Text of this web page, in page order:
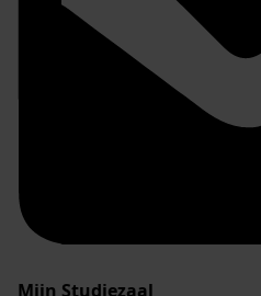
Mijn Studiezaal